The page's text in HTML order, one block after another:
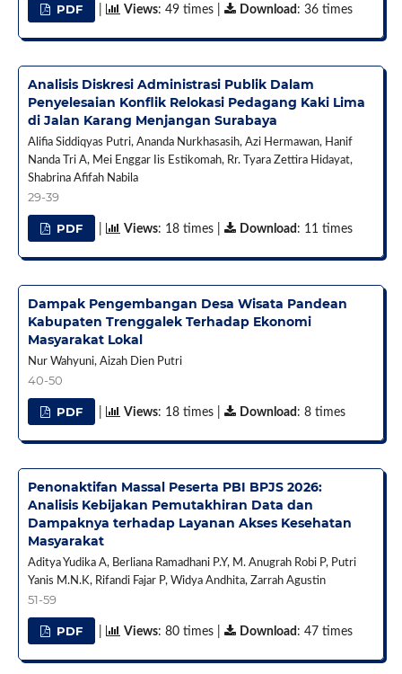
PDF Views: 49 times | Download : 36 times
Analisis Diskresi Administrasi Publik Dalam
Penyelesaian Konflik Relokasi Pedagang Kaki Lima
di Jalan Karang Menjangan Surabaya
Alifia Siddiqyas Putri, Ananda Nurkhasasih, Azi Hermawan, Hanif
Nanda Tri A, Mei Enggar Iis Estikomah, Rr. Tyara Zettira Hidayat,
Shabrina Afifah Nabila
29-39
PDF Views: 18 times | Download : 11 times
Dampak Pengembangan Desa Wisata Pandean
Kabupaten Trenggalek Terhadap Ekonomi
Masyarakat Lokal
Nur Wahyuni, Aizah Dien Putri
40-50
PDF Views: 18 times | Download : 8 times
Penonaktifan Massal Peserta PBI BPJS 2026:
Analisis Kebijakan Pemutakhiran Data dan
Dampaknya terhadap Layanan Akses Kesehatan
Masyarakat
Aditya Yudika A, Berliana Ramadhani P.Y, M. Anugrah Robi P, Putri
Yanis M.N.K, Rifandi Fajar P, Widya Andhita, Zarrah Agustin
51-59
PDF Views: 80 times | Download : 47 times